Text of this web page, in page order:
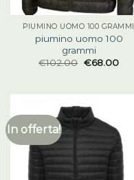
PIUMINO UOMO 100 GRAMMI
piumino uomo 100
grammi
€102.00 €68.00
In offerta!